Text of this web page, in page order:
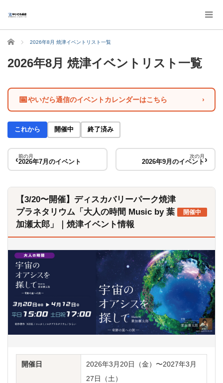
ホーム 2026年8月 焼津イベントリスト一覧
2026年8月 焼津イベントリスト一覧
📅やいだら通信のイベントカレンダーはこちら ›
これから 開催中 終了済み
‹前の月
2026年7月のイベント
次の月
2026年9月のイベント›
【3/20〜開催】ディスカバリーパーク焼津
プラネタリウム「大人の時間 Music by 葉
加瀬太郎」｜焼津イベント情報
開催中
開催日
2026年3月20日（金）〜2027年3月
27日（土）